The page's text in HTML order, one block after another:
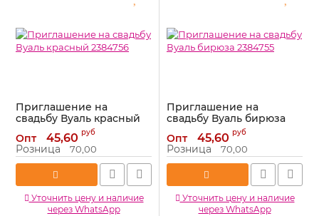
Приглашение на
свадьбу Вуаль красный
Артикул: 2384756
Опт 45,60 руб
Розница 70,00
Уточнить цену и наличие
через WhatsApp
Приглашение на
свадьбу Вуаль бирюза
Артикул: 2384755
Опт 45,60 руб
Розница 70,00
Уточнить цену и наличие
через WhatsApp